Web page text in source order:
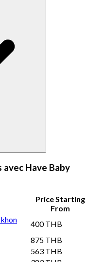
avec Have Baby
Price Starting
From
400 THB
875 THB
563 THB